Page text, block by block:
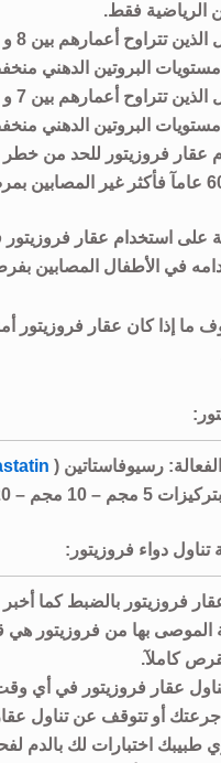
الرياضية فقط.
مستويات البروتين الدهني
مستويات البروتين الدهني
في الأطفال المصابين بفرط
الفعالة: رسيوفاستاتين (
مجم – 10 مجم – 20 مجم.
دواء فروزيتور:
فروزيتور بالضبط كما
الموصى بها من فروزيتور
كاملآ.
عقار فروزيتور في أي
جرعتك أو تتوقف عن تناول
طبيبك اختبارات لك بالدم